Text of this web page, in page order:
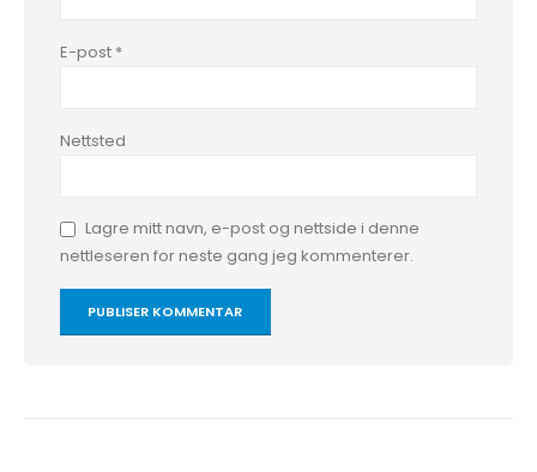
E-post *
Nettsted
Lagre mitt navn, e-post og nettside i denne
nettleseren for neste gang jeg kommenterer.